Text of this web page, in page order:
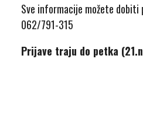
Sve informacije možete dobiti
062/791-315
Prijave traju do petka